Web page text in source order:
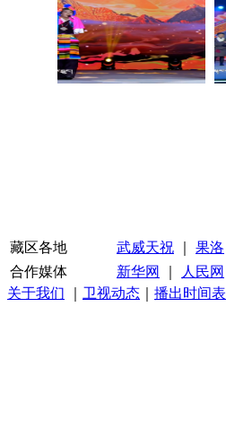
藏区各地 武威天祝 果洛
合作媒体
新华网 人民网
关于我们
卫视动态 播出时间表